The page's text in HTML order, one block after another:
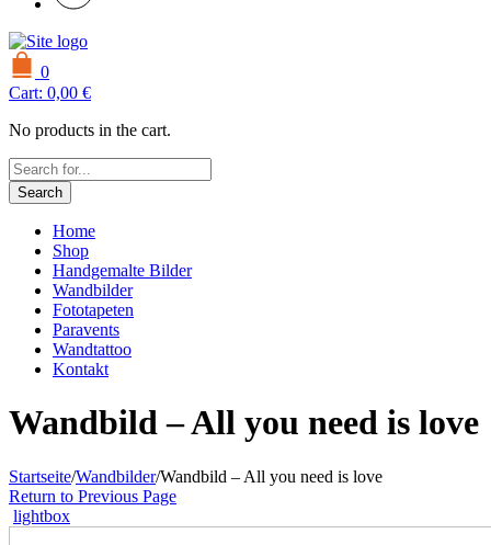
0
Cart: 0,00 €
No products in the cart.
Search
Home
Shop
Handgemalte Bilder
Wandbilder
Fototapeten
Paravents
Wandtattoo
Kontakt
Wandbild – All you need is love
Startseite/Wandbilder/Wandbild – All you need is love
Return to Previous Page
lightbox